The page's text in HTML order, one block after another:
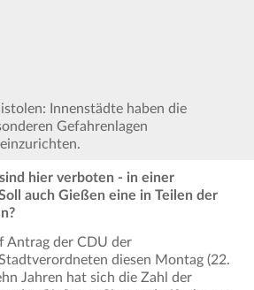
Innenstädte haben die
Gefahrenlagen
hier verboten - in einer
auch Gießen eine in Teilen der
Antrag der CDU der
diesen Montag (22.
Jahren hat sich die Zahl der